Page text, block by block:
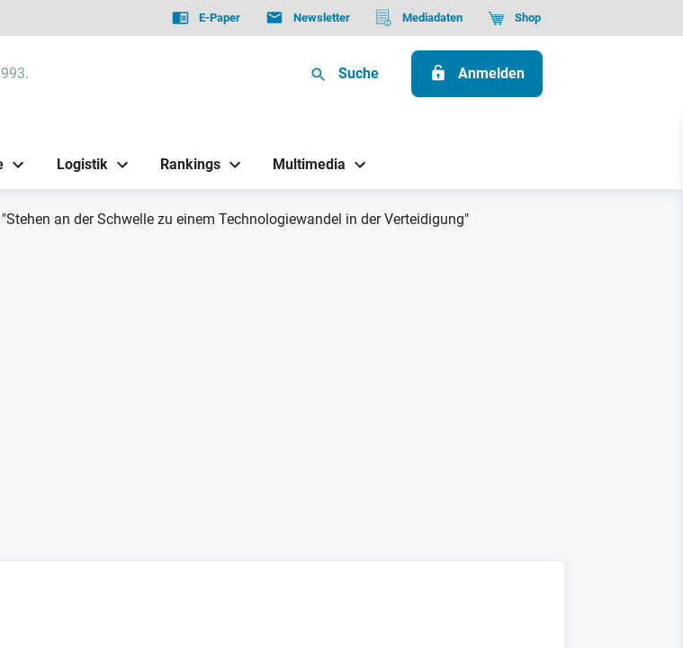
E-Paper Newsletter Mediadaten Shop
Suche Anmelden
Logistik Rankings Multimedia
an der Schwelle zu einem Technologiewandel in der Verteidigung"